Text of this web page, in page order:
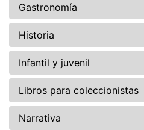
Gastronomía
Historia
Infantil y juvenil
Libros para coleccionistas
Narrativa